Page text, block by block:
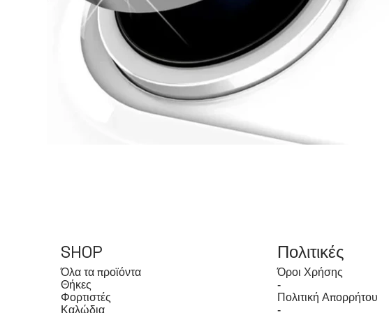
SHOP
Όλα τα προϊόντα
Θήκες
Φορτιστές
Καλώδια
Πολιτικές
Όροι Χρήσης
-
Πολιτική Απορρήτου
-